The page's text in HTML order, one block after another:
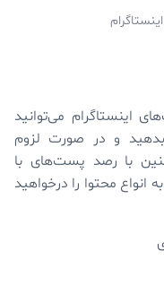
می‌توانید
و در صورت لزوم
با رصد پست‌های با
انواع محتوا را درخواهید